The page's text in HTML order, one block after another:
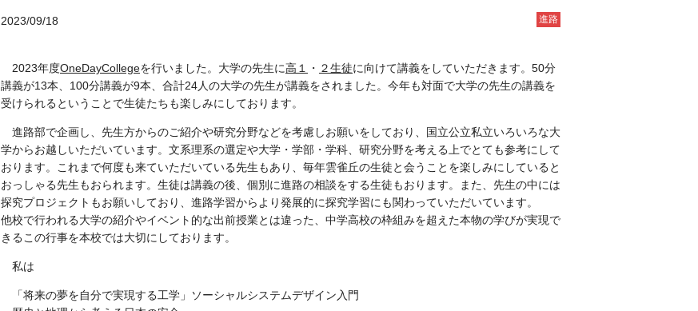
2023/09/18 進路
2023年度OneDayCollegeを行いました。大学の先生に高１ ・ ２生徒に向けて講義をしていただきます。50分
講義が13本、100分講義が9本、合計24人の大学の先生が講義をされました。今年も対面で大学の先生の講義を
受けられるということで生徒たちも楽しみにしております。
進路部で企画し、先生方からのご紹介や研究分野などを考慮しお願いをしており、国立公立私立いろいろな大
学からお越しいただいています。文系理系の選定や大学・学部・学科、研究分野を考える上でとても参考にして
おります。これまで何度も来ていただいている先生もあり、毎年雲雀丘の生徒と会うことを楽しみにしていると
おっしゃる先生もおられます。生徒は講義の後、個別に進路の相談をする生徒もおります。また、先生の中には
探究プロジェクトもお願いしており、進路学習からより発展的に探究学習にも関わっていただいています。
他校で行われる大学の紹介やイベント的な出前授業とは違った、中学高校の枠組みを超えた本物の学びが実現で
きるこの行事を本校では大切にしております。
私は
「将来の夢を自分で実現する工学」ソーシャルシステムデザイン入門